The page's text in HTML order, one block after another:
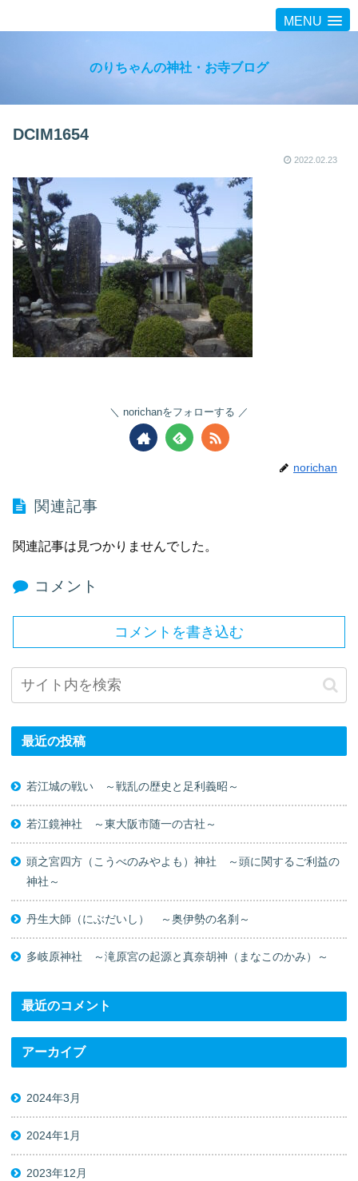
MENU
のりちゃんの神社・お寺ブログ
DCIM1654
2022.02.23
norichanをフォローする
norichan
関連記事
関連記事は見つかりませんでした。
コメント
コメントを書き込む
最近の投稿
若江城の戦い ～戦乱の歴史と足利義昭～
若江鏡神社 ～東大阪市随一の古社～
頭之宮四方（こうべのみやよも）神社 ～頭に関するご利益の
神社～
丹生大師（にぶだいし） ～奥伊勢の名刹～
多岐原神社 ～滝原宮の起源と真奈胡神（まなこのかみ）～
最近のコメント
アーカイブ
2024年3月
2024年1月
2023年12月